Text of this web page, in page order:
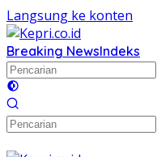
Langsung ke konten
Breaking NewsIndeks